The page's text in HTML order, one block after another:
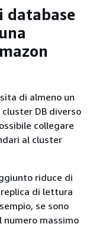
database
di almeno un
DB diverso
collegare
al cluster
riduce di
di lettura
se sono
massimo